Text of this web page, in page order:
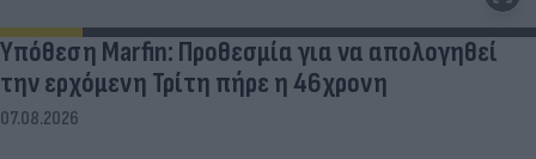
Υπόθεση Marfin: Προθεσμία για να απολογηθεί
την ερχόμενη Τρίτη πήρε η 46χρονη
07.08.2026